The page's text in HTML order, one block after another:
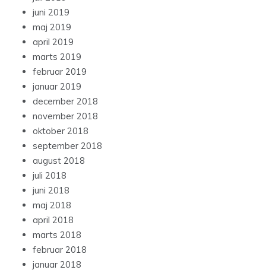
juni 2019
maj 2019
april 2019
marts 2019
februar 2019
januar 2019
december 2018
november 2018
oktober 2018
september 2018
august 2018
juli 2018
juni 2018
maj 2018
april 2018
marts 2018
februar 2018
januar 2018